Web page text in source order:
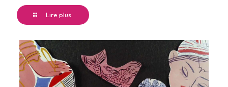
Lire plus